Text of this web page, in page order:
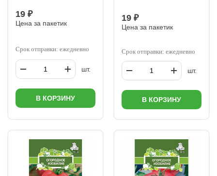
19 ₽
Цена за пакетик
Срок отправки: ежедневно
шт.
В КОРЗИНУ
19 ₽
Цена за пакетик
Срок отправки: ежедневно
шт.
В КОРЗИНУ